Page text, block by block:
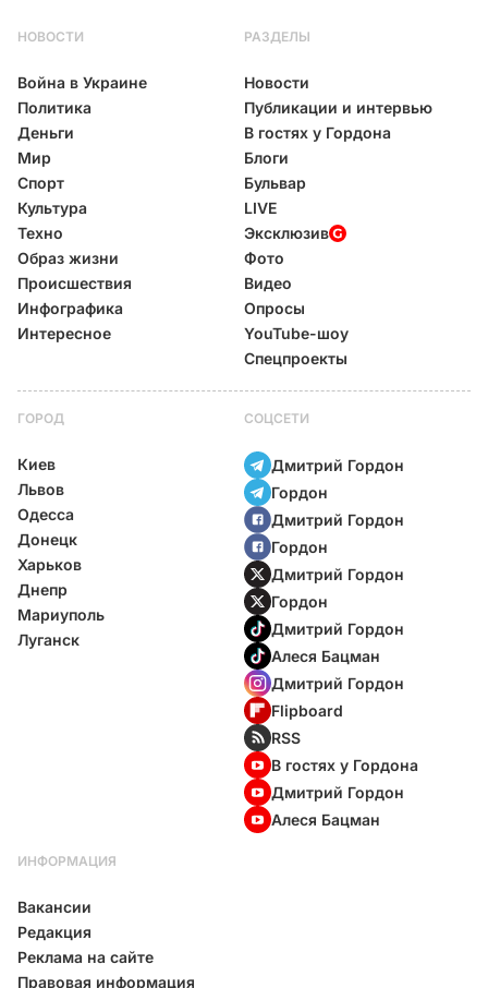
НОВОСТИ
Война в Украине
Политика
Деньги
Мир
Спорт
Культура
Техно
Образ жизни
Происшествия
Инфографика
Интересное
РАЗДЕЛЫ
Новости
Публикации и интервью
В гостях у Гордона
Блоги
Бульвар
LIVE
Эксклюзив
Фото
Видео
Опросы
YouTube-шоу
Спецпроекты
ГОРОД
Киев
Львов
Одесса
Донецк
Харьков
Днепр
Мариуполь
Луганск
СОЦСЕТИ
Дмитрий Гордон
Гордон
Дмитрий Гордон
Гордон
Дмитрий Гордон
Гордон
Дмитрий Гордон
Алеся Бацман
Дмитрий Гордон
Flipboard
RSS
В гостях у Гордона
Дмитрий Гордон
Алеся Бацман
ИНФОРМАЦИЯ
Вакансии
Редакция
Реклама на сайте
Правовая информация